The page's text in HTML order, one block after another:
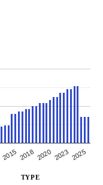
2015 2018 2020 2023 2025
TYPE